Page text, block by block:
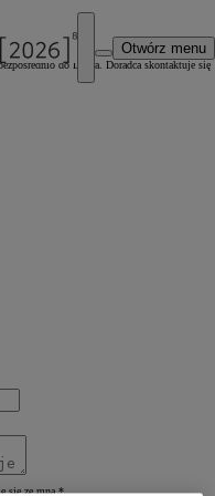
Otwórz menu
do Dilera. Doradca skontaktuje się
się ze mną.*